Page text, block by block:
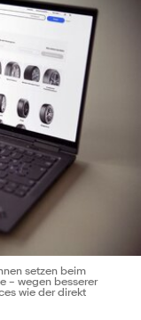
setzen beim
– wegen besserer
wie der direkt